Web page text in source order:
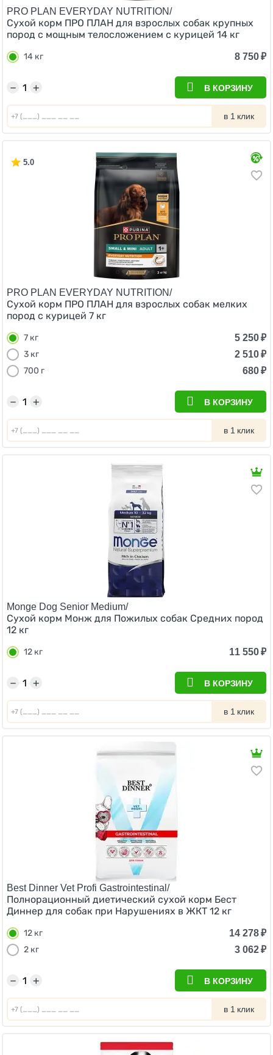
PRO PLAN EVERYDAY NUTRITION/
Сухой корм ПРО ПЛАН для взрослых собак крупных
пород с мощным телосложением с курицей 14 кг
14 кг 8 750₽
+
− В КОРЗИНУ
в 1 клик
5.0
PRO PLAN EVERYDAY NUTRITION/
Сухой корм ПРО ПЛАН для взрослых собак мелких
пород с курицей 7 кг
7 кг 5 250₽
3 кг
2 510₽
700 г
680₽
+
− В КОРЗИНУ
в 1 клик
Monge Dog Senior Medium/
Сухой корм Монж для Пожилых собак Средних пород
12 кг
12 кг 11 550₽
+
− В КОРЗИНУ
в 1 клик
Best Dinner Vet Profi Gastrointestinal/
Полнорационный диетический сухой корм Бест
Диннер для собак при Нарушениях в ЖКТ 12 кг
12 кг 14 278₽
2 кг
3 062₽
+
− В КОРЗИНУ
в 1 клик